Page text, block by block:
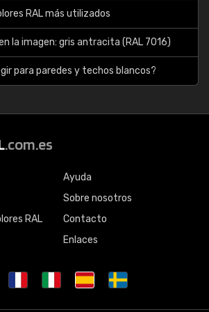
RAL más utilizados
la imagen: gris antracita (RAL 7016)
para paredes y techos blancos?
.com.es
RAL
Ayuda
Sobre nosotros
Contacto
Enlaces